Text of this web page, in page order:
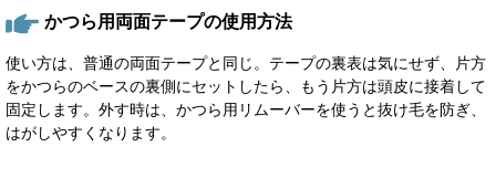
かつら用両面テープの使用方法
使い方は、普通の両面テープと同じ。テープの裏表は気にせず、片方
をかつらのベースの裏側にセットしたら、もう片方は頭皮に接着して
固定します。外す時は、かつら用リムーバーを使うと抜け毛を防ぎ、
はがしやすくなります。